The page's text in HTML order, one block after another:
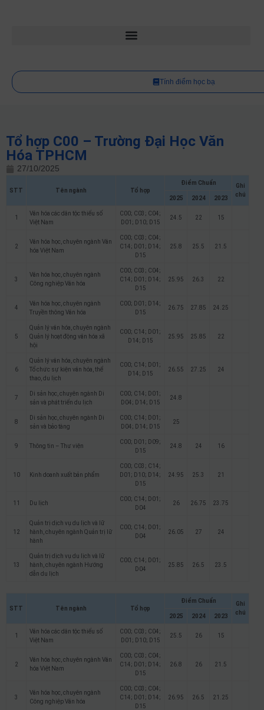
Tính điểm học bạ
Tổ hợp C00 – Trường Đại Học Văn
Hóa TPHCM
27/10/2025
STT Tên ngành Tổ hợp
Điểm Chuẩn
Ghi
chú
2025 2024 2023
1
Văn hóa các dân tộc thiểu số
Việt Nam
C00; C03; C04;
D01; D10; D15
24.5 22 15
2
Văn hóa học, chuyên ngành Văn
hóa Việt Nam
C00; C03; C04;
C14; D01; D14;
D15
25.8 25.5 21.5
3
Văn hóa học, chuyên ngành
Công nghiệp Văn hóa
C00; C03; C04;
C14; D01; D14;
D15
25.95 26.3 22
4
Văn hóa học, chuyên ngành
Truyền thông Văn hóa
C00; D01; D14;
D15
26.75 27.85 24.25
5
Quản lý văn hóa, chuyên ngành
Quản lý hoạt động văn hóa xã
hội
C00; C14; D01;
D14; D15
25.95 25.85 22
6
Quản lý văn hóa, chuyên ngành
Tổ chức sự kiện văn hóa, thể
thao, du lịch
C00; C14; D01;
D14; D15
26.55 27.25 24
7
Di sản học, chuyên ngành Di
sản và phát triển du lịch
C00; C14; D01;
D04; D14; D15
24.8
8
Di sản học, chuyên ngành Di
sản và bảo tàng
C00; C14; D01;
D04; D14; D15
25
9 Thông tin – Thư viện
C00; D01; D09;
D15
24.8 24 16
10 Kinh doanh xuất bản phẩm
C00; C03; C14;
D01; D10; D14;
D15
24.95 25.3 21
11 Du lịch
C00; C14; D01;
D04
26 26.75 23.75
12
Quản trị dịch vụ du lịch và lữ
hành, chuyên ngành Quản trị lữ
hành
C00; C14; D01;
D04
26.05 27 24
13
Quản trị dịch vụ du lịch và lữ
hành, chuyên ngành Hướng
dẫn du lịch
C00; C14; D01;
D04
25.85 26.5 23.5
STT Tên ngành Tổ hợp
Điểm Chuẩn
Ghi
chú
2025 2024 2023
1
Văn hóa các dân tộc thiểu số
Việt Nam
C00; C03; C04;
D01; D10; D15
25.5 26 15
2
Văn hóa học, chuyên ngành Văn
hóa Việt Nam
C00; C03; C04;
C14; D01; D14;
D15
26.8 26 21.5
3
Văn hóa học, chuyên ngành
Công nghiệp Văn hóa
C00; C03; C04;
C14; D01; D14;
D15
26.95 26.5 21.25